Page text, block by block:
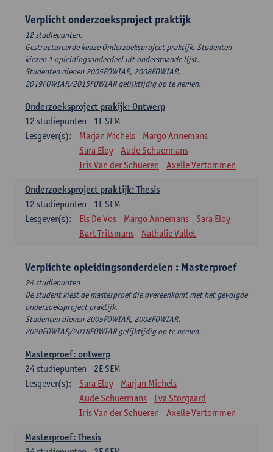
Verplicht onderzoeksproject praktijk
12 studiepunten.
Gestructureerde keuze Onderzoeksproject praktijk. Studenten
kiezen 1 opleidingsonderdeel uit onderstaande lijst.
Studenten dienen 2005FOWIAR, 2008FOWIAR,
2019FOWIAR/2015FOWIAR gelijktijdig op te nemen.
Onderzoeksproject prakijk: Ontwerp
1E SEM
12 studiepunten
Lesgever(s):
Marjan Michels
Margo Annemans
Sara Eloy
Aude Schuermans
Iris Van der Schueren
Axelle Vertommen
Onderzoeksproject praktijk: Thesis
1E SEM
12 studiepunten
Lesgever(s):
Els De Vos Margo Annemans
Sara Eloy
Bart Tritsmans
Nathalie Vallet
Verplichte opleidingsonderdelen : Masterproef
24 studiepunten
De student kiest de masterproef die overeenkomt met het gevolgde
onderzoeksproject praktijk.
Studenten dienen 2005FOWIAR, 2008FOWIAR,
2020FOWIAR/2018FOWIAR gelijktijdig op te nemen.
Masterproef: ontwerp
2E SEM
24studiepunten
Lesgever(s):
Sara Eloy
Marjan Michels
Aude Schuermans
Eva Storgaard
Iris Van der Schueren
Axelle Vertommen
Masterproef: Thesis